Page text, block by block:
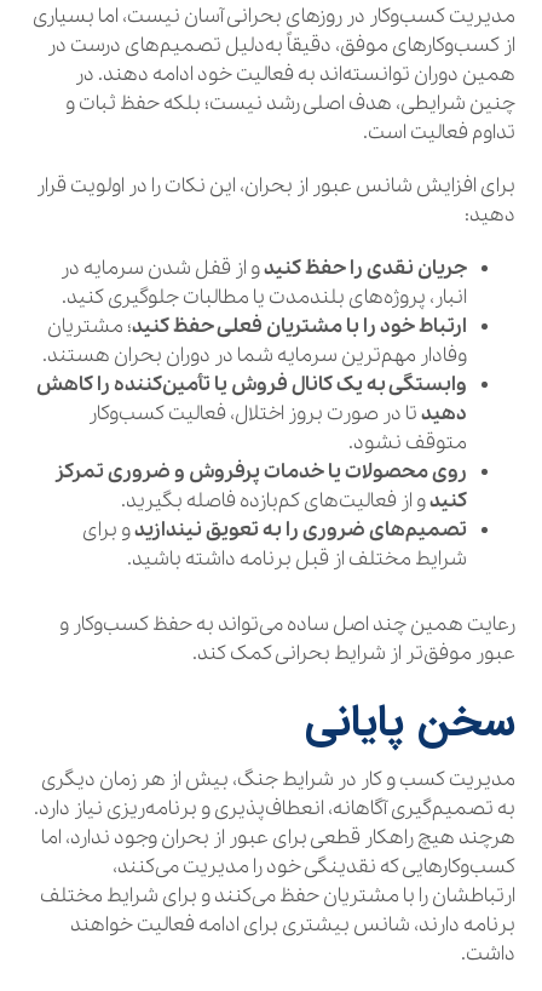
مدیریت کسب‌وکار در روزهای بحرانی آسان نیست، اما بسیاری
از کسب‌وکارهای موفق، دقیقاً به‌دلیل تصمیم‌های درست در
همین دوران توانسته‌اند به فعالیت خود ادامه دهند. در
چنین شرایطی، هدف اصلی رشد نیست؛ بلکه حفظ ثبات و
تداوم فعالیت است.
برای افزایش شانس عبور از بحران، این نکات را در اولویت قرار
دهید:
جریان نقدی را حفظ کنیدو از قفل شدن سرمایه در
انبار، پروژه‌های بلندمدت یا مطالبات جلوگیری کنید.
ارتباط خود را با مشتریان فعلی حفظ کنید؛ مشتریان
وفادار مهم‌ترین سرمایه شما در دوران بحران هستند.
وابستگی به یک کانال فروش یا تأمین‌کننده را کاهش
دهیدتا در صورت بروز اختلال، فعالیت کسب‌وکار
متوقف نشود.
روی محصولات یا خدمات پرفروش و ضروری تمرکز
کنیدو از فعالیت‌های کم‌بازده فاصله بگیرید.
تصمیم‌های ضروری را به تعویق نیندازیدو برای
شرایط مختلف از قبل برنامه داشته باشید.
رعایت همین چند اصل ساده می‌تواند به حفظ کسب‌وکار و
عبور موفق‌تر از شرایط بحرانی کمک کند.
سخن پایانی
مدیریت کسب و کار در شرایط جنگ، بیش از هر زمان دیگری
به تصمیم‌گیری آگاهانه، انعطاف‌پذیری و برنامه‌ریزی نیاز دارد.
هرچند هیچ راهکار قطعی برای عبور از بحران وجود ندارد، اما
کسب‌وکارهایی که نقدینگی خود را مدیریت می‌کنند،
ارتباطشان را با مشتریان حفظ می‌کنند و برای شرایط مختلف
برنامه دارند، شانس بیشتری برای ادامه فعالیت خواهند
داشت.